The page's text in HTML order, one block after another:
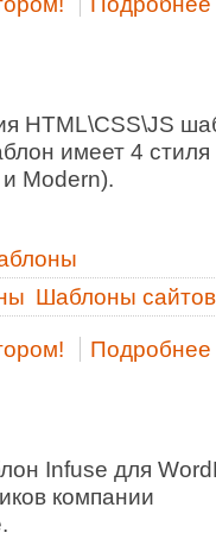
HTML\CSS\JS
имеет 4 стиля
Modern).
Шаблоны сайтов
Подробнее
Infuse для
компании